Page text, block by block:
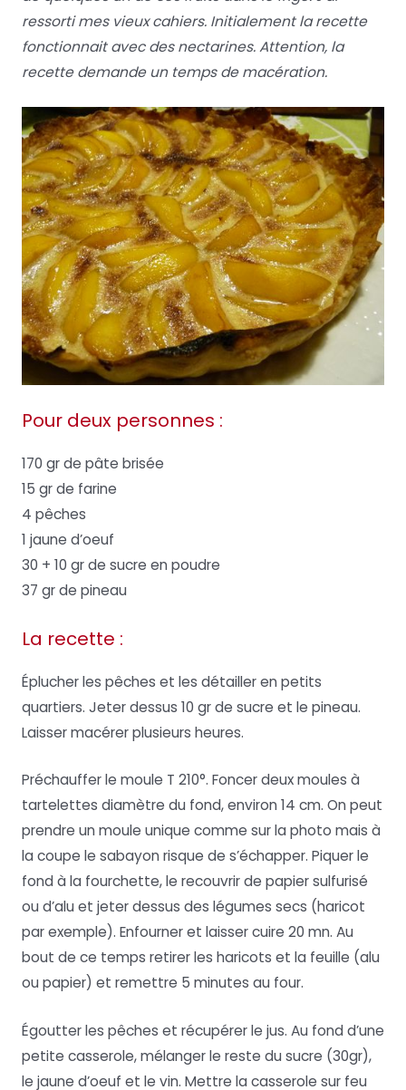
ressorti mes vieux cahiers. Initialement la recette
fonctionnait avec des nectarines. Attention, la
recette demande un temps de macération.
Pour deux personnes :
170 gr de pâte brisée
15 gr de farine
4 pêches
1 jaune d’oeuf
30 + 10 gr de sucre en poudre
37 gr de pineau
La recette :
Éplucher les pêches et les détailler en petits
quartiers. Jeter dessus 10 gr de sucre et le pineau.
Laisser macérer plusieurs heures.
Préchauffer le moule T 210°. Foncer deux moules à
tartelettes diamètre du fond, environ 14 cm. On peut
prendre un moule unique comme sur la photo mais à
la coupe le sabayon risque de s’échapper. Piquer le
fond à la fourchette, le recouvrir de papier sulfurisé
ou d’alu et jeter dessus des légumes secs (haricot
par exemple). Enfourner et laisser cuire 20 mn. Au
bout de ce temps retirer les haricots et la feuille (alu
ou papier) et remettre 5 minutes au four.
Égoutter les pêches et récupérer le jus. Au fond d’une
petite casserole, mélanger le reste du sucre (30gr),
le jaune d’oeuf et le vin. Mettre la casserole sur feu